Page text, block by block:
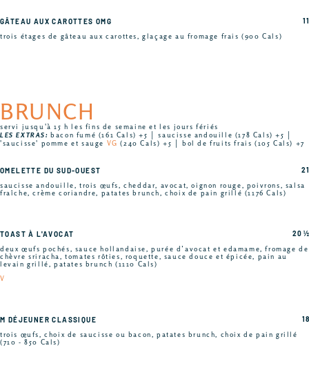
GÂTEAU AUX CAROTTES OMG
trois étages de gâteau aux carottes, glaçage au fromage frais (900 Cals)
11
BRUNCH
servi jusqu'à 15 h les fins de semaine et les jours fériés
LES EXTRAS: bacon fumé (161 Cals) +5 │ saucisse andouille (178 Cals) +5 │
'saucisse' pomme et sauge VG (240 Cals) +5 │ bol de fruits frais (105 Cals) +7
OMELETTE DU SUD-OUEST
saucisse andouille, trois œufs, cheddar, avocat, oignon rouge, poivrons, salsa
fraîche, crème coriandre, patates brunch, choix de pain grillé (1176 Cals)
21
TOAST À L'AVOCAT
deux œufs pochés, sauce hollandaise, purée d’avocat et edamame, fromage de
chèvre sriracha, tomates rôties, roquette, sauce douce et épicée, pain au
levain grillé, patates brunch (1110 Cals)
V
20 ½
M DÉJEUNER CLASSIQUE
trois œufs, choix de saucisse ou bacon, patates brunch, choix de pain grillé
(710 - 850 Cals)
18